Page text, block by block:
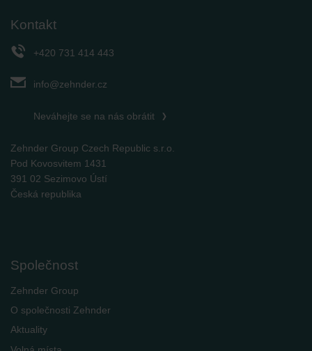
Kontakt
+420 731 414 443
info@zehnder.cz
Neváhejte se na nás obrátit
Zehnder Group Czech Republic s.r.o.
Pod Kovosvitem 1431
391 02 Sezimovo Ústí
Česká republika
Společnost
Zehnder Group
O společnosti Zehnder
Aktuality